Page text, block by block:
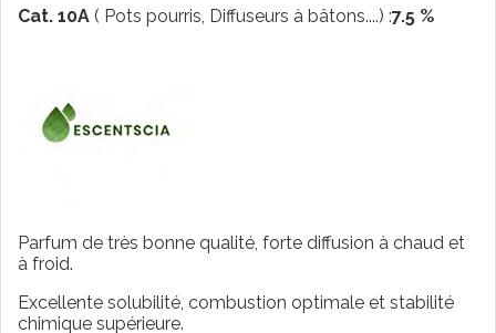
Cat. 10A ( Pots pourris, Diffuseurs à bâtons....) :7.5 %
Parfum de très bonne qualité, forte diffusion à chaud et
à froid.
Excellente solubilité, combustion optimale et stabilité
chimique supérieure.